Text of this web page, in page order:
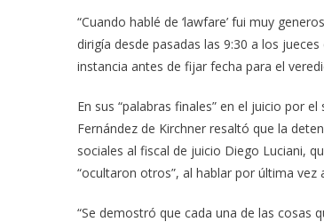
“Cuando hablé de ‘lawfare’ fui muy
dirigía desde pasadas las 9:30 a los
instancia antes de fijar fecha para el
En sus “palabras finales” en el juicio por
Fernández de Kirchner resaltó que la
sociales al fiscal de juicio Diego Luciani,
“ocultaron otros”, al hablar por última vez
“Se demostró que cada una de las cosas